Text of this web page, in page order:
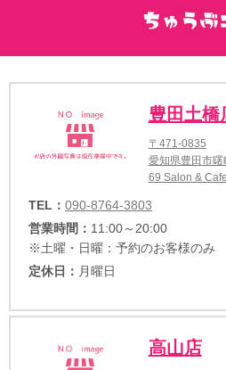
豊田土橋
〒471-0835
愛知県豊田市
69 Salon &
TEL： 090-8764-3803
営業時間： 11:00～20:00
※土曜・日曜：予約のお客様のみ
定休日： 月曜日
高山店